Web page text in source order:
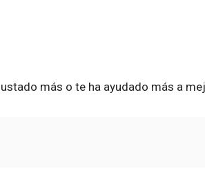
más o te ha ayudado más a